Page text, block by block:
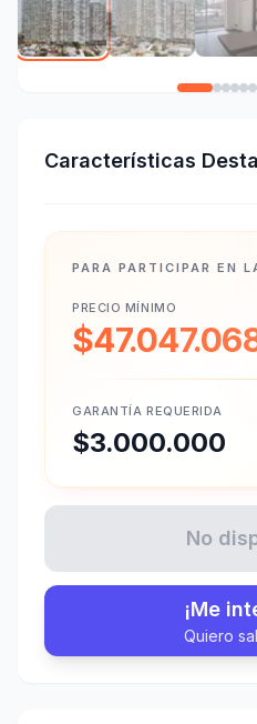
Características
PARA PARTICIPAR EN
PRECIO MÍNIMO
GARANTÍA REQUERIDA
$3.000.000
No
¡Me
Quiero